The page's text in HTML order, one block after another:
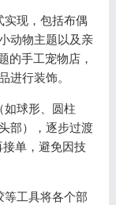
实现，包括布偶
动物主题以及亲
的手工宠物店，
进行装饰。
如球形、圆柱
部），逐步过渡
单，避免因技
等工具将各个部